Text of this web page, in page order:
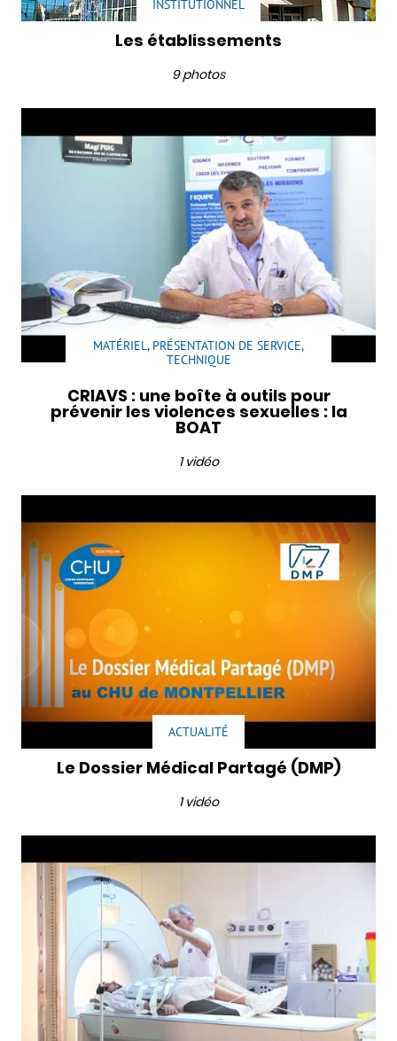
INSTITUTIONNEL
Les établissements
9 photos
MATÉRIEL, PRÉSENTATION DE SERVICE,
TECHNIQUE
CRIAVS : une boîte à outils pour
prévenir les violences sexuelles : la
BOAT
1 vidéo
ACTUALITÉ
Le Dossier Médical Partagé (DMP)
1 vidéo